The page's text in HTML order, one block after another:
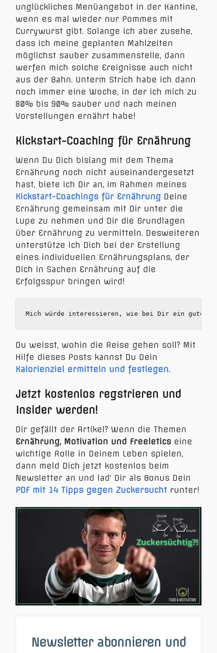
unglückliches Menüangebot in der Kantine,
wenn es mal wieder nur Pommes mit
Currywurst gibt. Solange ich aber zusehe,
dass ich meine geplanten Mahlzeiten
möglichst sauber zusammenstelle, dann
werfen mich solche Ereignisse auch nicht
aus der Bahn. Unterm Strich habe ich dann
noch immer eine Woche, in der ich mich zu
80% bis 90% sauber und nach meinen
Vorstellungen ernährt habe!
Kickstart-Coaching für Ernährung
Wenn Du Dich bislang mit dem Thema
Ernährung noch nicht auseinandergesetzt
hast, biete ich Dir an, im Rahmen meines
Kickstart-Coachings für Ernährung Deine
Ernährung gemeinsam mit Dir unter die
Lupe zu nehmen und Dir die Grundlagen
über Ernährung zu vermitteln. Desweiteren
unterstütze ich Dich bei der Erstellung
eines individuellen Ernährungsplans, der
Dich in Sachen Ernährung auf die
Erfolgsspur bringen wird!
Mich würde interessieren, wie bei Dir ein guter
Du weisst, wohin die Reise gehen soll? Mit
Hilfe dieses Posts kannst Du Dein
Kalorienziel ermitteln und festlegen.
Jetzt kostenlos regstrieren und
Insider werden!
Dir gefällt der Artikel? Wenn die Themen
Ernährung, Motivation und Freeletics eine
wichtige Rolle in Deinem Leben spielen,
dann meld Dich jetzt kostenlos beim
Newsletter an und lad‘ Dir als Bonus Dein
PDF mit 14 Tipps gegen Zuckersucht runter!
Newsletter abonnieren und